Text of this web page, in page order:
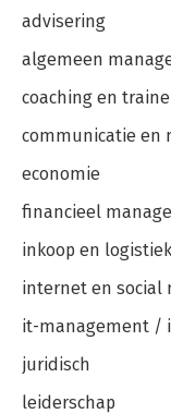
advisering
algemeen
coaching en
communicatie en
economie
financieel
inkoop en logistiek
internet en social
it-management /
juridisch
leiderschap